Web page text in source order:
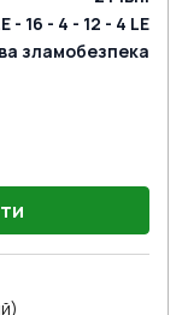
- 16 - 4 - 12 - 4 LE
зламобезпека